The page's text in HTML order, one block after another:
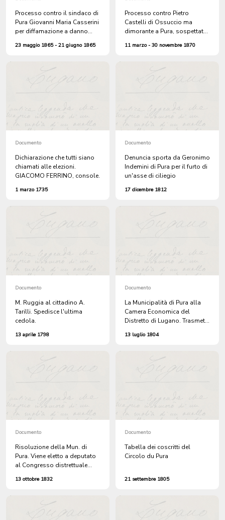
Processo contro il sindaco di
Pura Giovanni Maria Casserini
per diffamazione a danno
Ferregutti. Accusandola di
pianta di castagne nel fondo
23 maggio 1865 - 21 giugno 1865
Processo contro Pietro
Castelli di Ossuccio ma
dimorante a Pura, sospettato
capretti alla fiera di S. Provino
11 marzo - 30 novembre 1870
Documento
Dichiarazione che tutti siano
chiamati alle elezioni.
GIACOMO FERRINO, console.
1 marzo 1735
Documento
Denuncia sporta da Geronimo
Indemini di Pura per il furto di
un'asse di ciliegio
17 dicembre 1812
Documento
M. Ruggia al cittadino A.
Tarilli. Spedisce l'ultima
cedola.
13 aprile 1798
Documento
La Municipalità di Pura alla
Camera Economica del
Distretto di Lugano. Trasmette
chiede il ritorno della somma
13 luglio 1804
Documento
Risoluzione della Mun. di
Pura. Viene eletto a deputato
al Congresso distrettuale
13 ottobre 1832
Documento
Tabella dei coscritti del
Circolo du Pura
21 settembre 1805